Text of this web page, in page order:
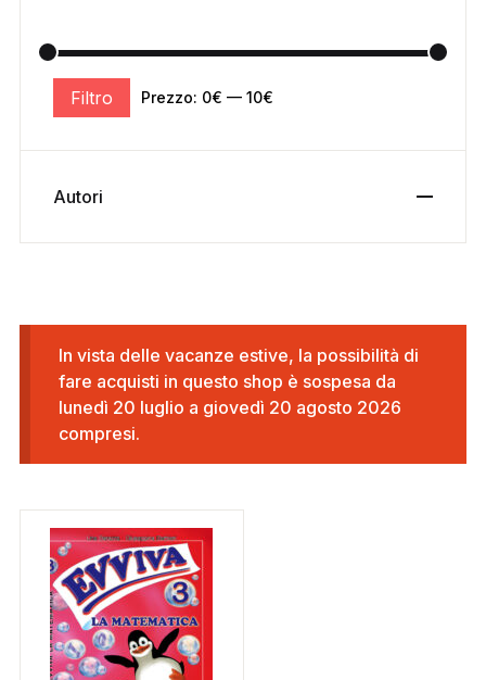
In vista delle vacanze estive, la possibilità di
fare acquisti in questo shop è sospesa da
lunedì 20 luglio a giovedì 20 agosto 2026
compresi.
Filtro Prezzo: 0€ — 10€
Autori